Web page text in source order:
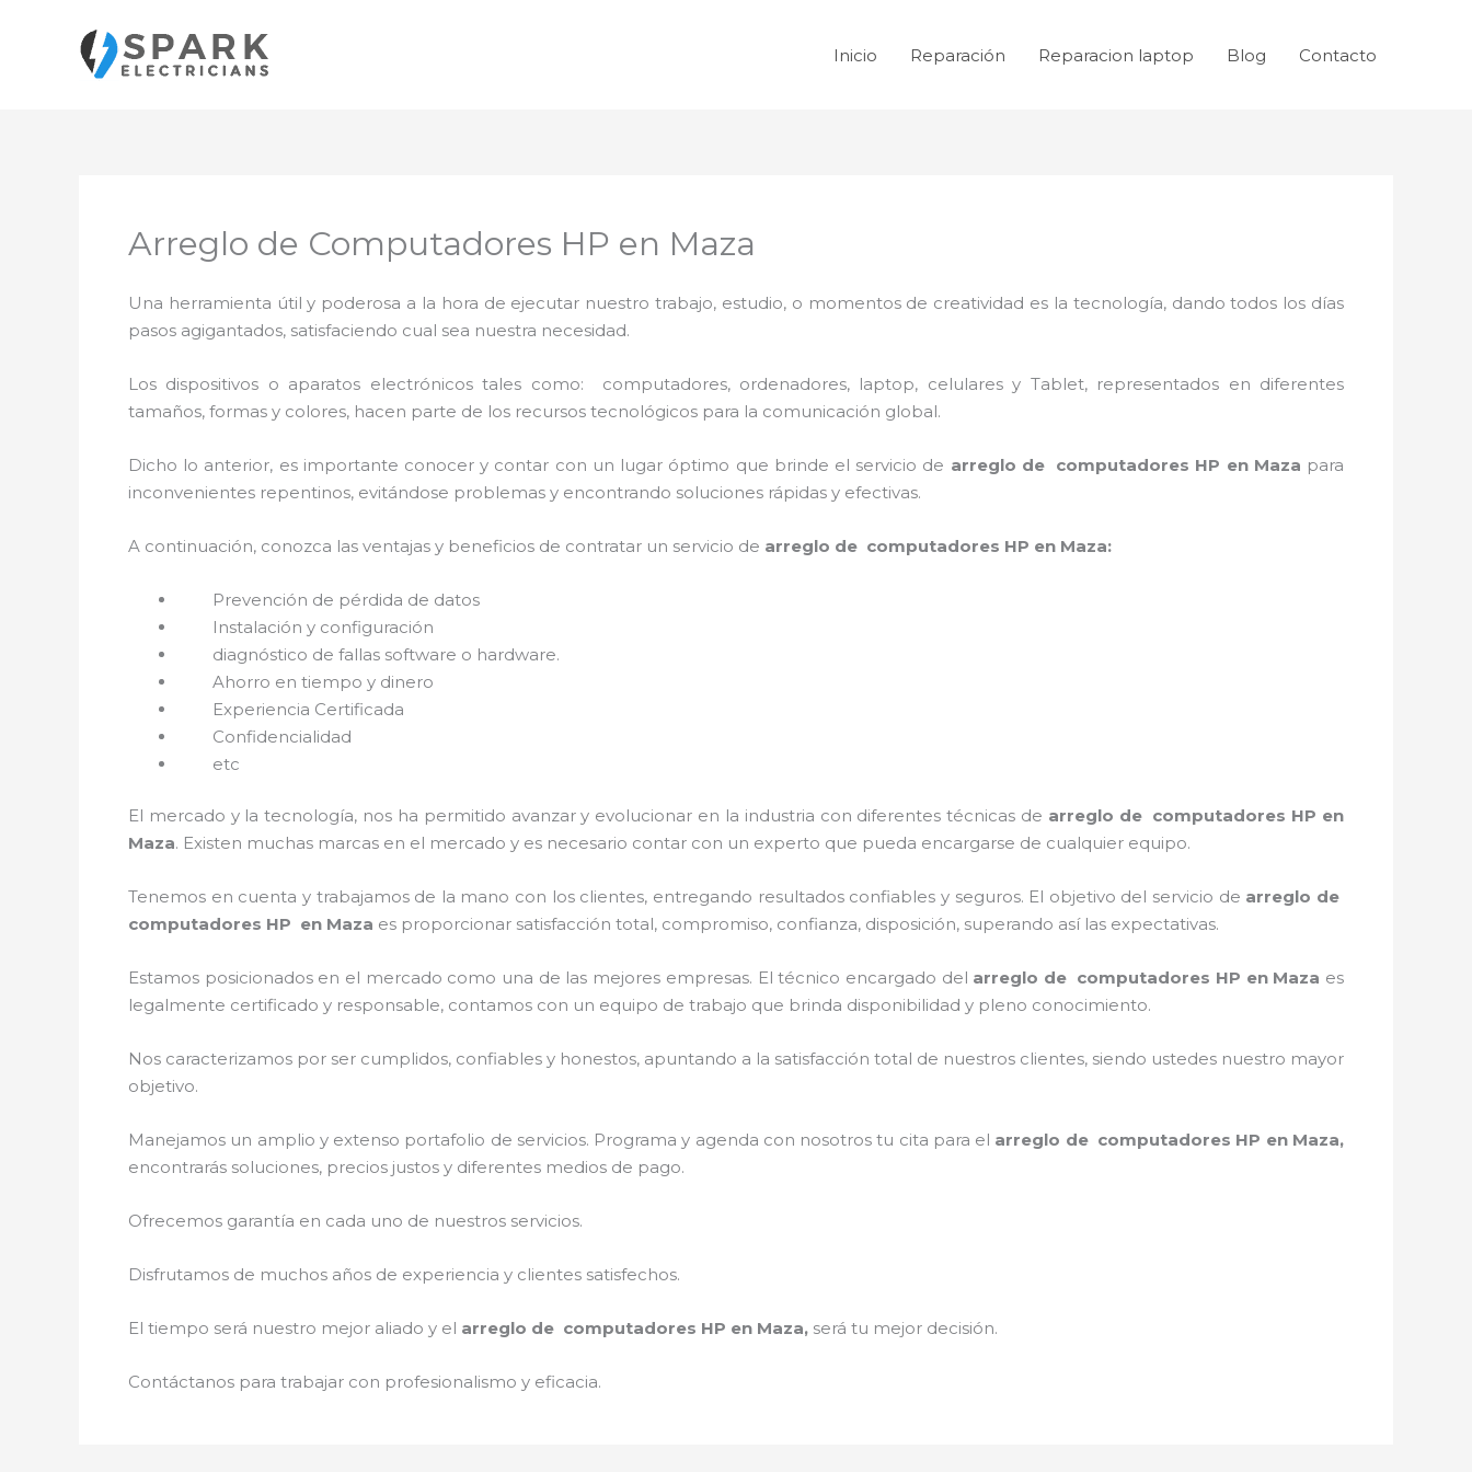
contenido
Inicio Reparación Reparacion laptop Blog Contacto
Arreglo de Computadores HP en Maza
Una herramienta útil y poderosa a la hora de ejecutar nuestro trabajo, estudio, o momentos de creatividad es la tecnología, dando todos los días
pasos agigantados, satisfaciendo cual sea nuestra necesidad.
Los dispositivos o aparatos electrónicos tales como: computadores, ordenadores, laptop, celulares y Tablet, representados en diferentes
tamaños, formas y colores, hacen parte de los recursos tecnológicos para la comunicación global.
Dicho lo anterior, es importante conocer y contar con un lugar óptimo que brinde el servicio de arreglo de computadores HP en Maza para
inconvenientes repentinos, evitándose problemas y encontrando soluciones rápidas y efectivas.
A continuación, conozca las ventajas y beneficios de contratar un servicio de arreglo de computadores HP en Maza:
Prevención de pérdida de datos
Instalación y configuración
diagnóstico de fallas software o hardware.
Ahorro en tiempo y dinero
Experiencia Certificada
Confidencialidad
etc
El mercado y la tecnología, nos ha permitido avanzar y evolucionar en la industria con diferentes técnicas de arreglo de computadores HP en
Maza. Existen muchas marcas en el mercado y es necesario contar con un experto que pueda encargarse de cualquier equipo.
Tenemos en cuenta y trabajamos de la mano con los clientes, entregando resultados confiables y seguros. El objetivo del servicio de arreglo de
computadores HP en Maza es proporcionar satisfacción total, compromiso, confianza, disposición, superando así las expectativas.
Estamos posicionados en el mercado como una de las mejores empresas. El técnico encargado del arreglo de computadores HP en Maza es
legalmente certificado y responsable, contamos con un equipo de trabajo que brinda disponibilidad y pleno conocimiento.
Nos caracterizamos por ser cumplidos, confiables y honestos, apuntando a la satisfacción total de nuestros clientes, siendo ustedes nuestro mayor
objetivo.
Manejamos un amplio y extenso portafolio de servicios. Programa y agenda con nosotros tu cita para el arreglo de computadores HP en Maza,
encontrarás soluciones, precios justos y diferentes medios de pago.
Ofrecemos garantía en cada uno de nuestros servicios.
Disfrutamos de muchos años de experiencia y clientes satisfechos.
El tiempo será nuestro mejor aliado y el arreglo de computadores HP en Maza, será tu mejor decisión.
Contáctanos para trabajar con profesionalismo y eficacia.